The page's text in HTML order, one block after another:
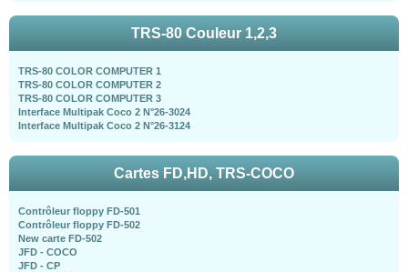
TRS-80 Couleur 1,2,3
TRS-80 COLOR COMPUTER 1
TRS-80 COLOR COMPUTER 2
TRS-80 COLOR COMPUTER 3
Interface Multipak Coco 2 N°26-3024
Interface Multipak Coco 2 N°26-3124
Cartes FD,HD, TRS-COCO
Contrôleur floppy FD-501
Contrôleur floppy FD-502
New carte FD-502
JFD - COCO
JFD - CP